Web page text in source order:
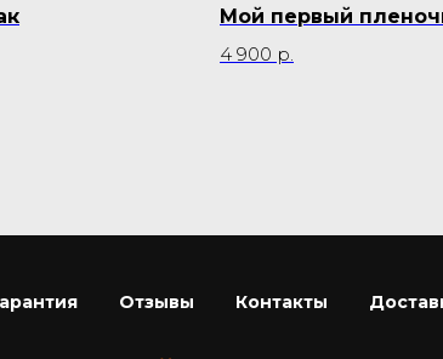
Мой первый
4 900 р.
Отзывы Контакты